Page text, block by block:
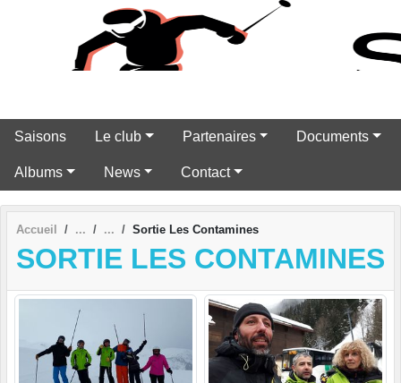
Saisons Le club Partenaires Documents
Albums News Contact
Accueil Sortie Les Contamines
SORTIE LES CONTAMINES
Panneau de gestion des cookies